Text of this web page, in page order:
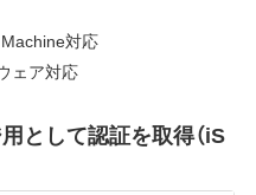
対応
ェア対応
として認証を取得（iS